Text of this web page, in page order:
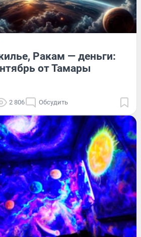
Ракам — деньги:
от Тамары
2 806 Обсудить